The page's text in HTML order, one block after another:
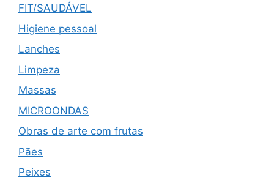
FIT/SAUDÁVEL
Higiene pessoal
Lanches
Limpeza
Massas
MICROONDAS
Obras de arte com frutas
Pães
Peixes